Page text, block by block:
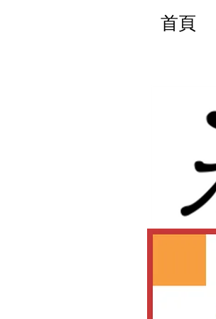
首頁